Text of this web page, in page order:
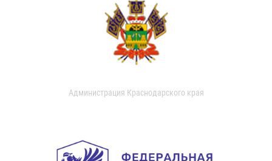
Администрация Краснодарского края